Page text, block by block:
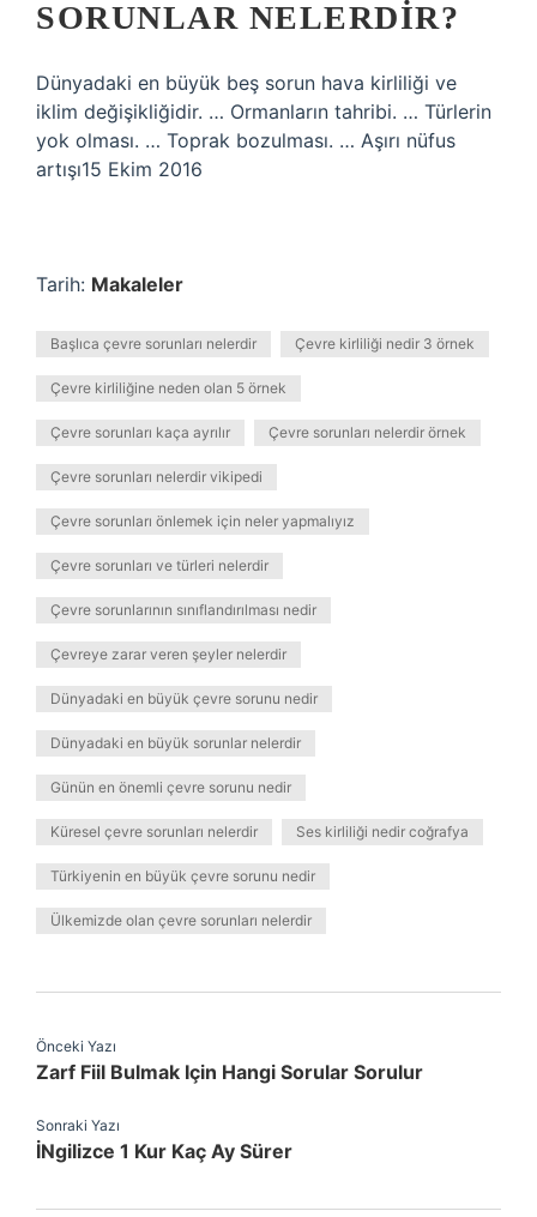
SORUNLAR NELERDIR?
Dünyadaki en büyük beş sorun hava kirliliği ve
iklim değişikliğidir. … Ormanların tahribi. … Türlerin
yok olması. … Toprak bozulması. … Aşırı nüfus
artışı15 Ekim 2016
Tarih: Makaleler
Başlıca çevre sorunları nelerdir Çevre kirliliği nedir 3 örnek
Çevre kirliliğine neden olan 5 örnek
Çevre sorunları kaça ayrılır Çevre sorunları nelerdir örnek
Çevre sorunları nelerdir vikipedi
Çevre sorunları önlemek için neler yapmalıyız
Çevre sorunları ve türleri nelerdir
Çevre sorunlarının sınıflandırılması nedir
Çevreye zarar veren şeyler nelerdir
Dünyadaki en büyük çevre sorunu nedir
Dünyadaki en büyük sorunlar nelerdir
Günün en önemli çevre sorunu nedir
Küresel çevre sorunları nelerdir Ses kirliliği nedir coğrafya
Türkiyenin en büyük çevre sorunu nedir
Ülkemizde olan çevre sorunları nelerdir
Önceki Yazı
Zarf Fiil Bulmak Için Hangi Sorular Sorulur
Sonraki Yazı
İNgilizce 1 Kur Kaç Ay Sürer